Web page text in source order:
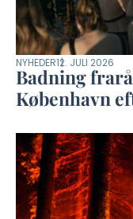
NYHEDER12. JULI 2026
Badning
København